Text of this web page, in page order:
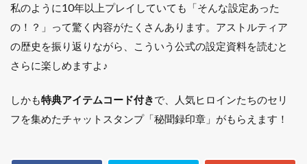
私のように10年以上プレイしていても「そんな設定あった
の！？」って驚く内容がたくさんあります。アストルティア
の歴史を振り返りながら、こういう公式の設定資料を読むと
さらに楽しめますよ♪
しかも特典アイテムコード付きで、人気ヒロインたちのセリ
フを集めたチャットスタンプ「秘聞録印章」がもらえます！